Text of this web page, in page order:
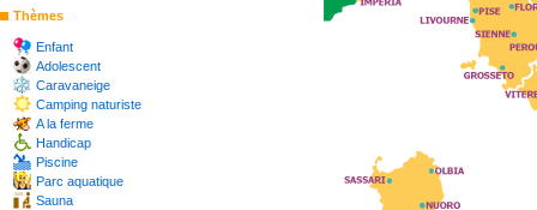
Thèmes
Enfant
Adolescent
Caravaneige
Camping naturiste
A la ferme
Handicap
Piscine
Parc aquatique
Sauna